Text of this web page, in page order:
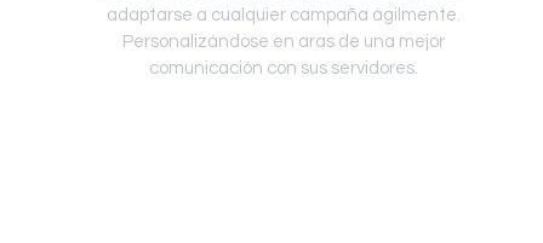
adaptarse a cualquier campaña ágilmente.
Personalizándose en aras de una mejor
comunicación con sus servidores.